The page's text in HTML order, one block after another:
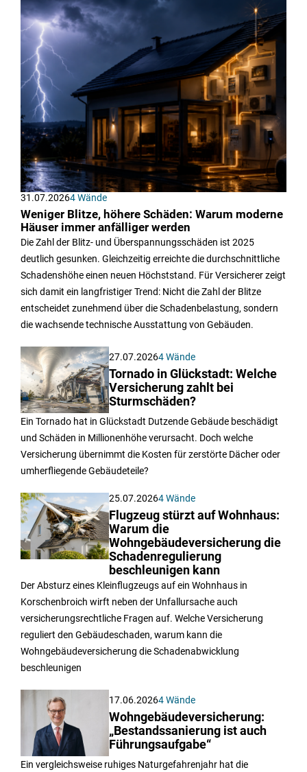
31.07.20264 Wände
Weniger Blitze, höhere Schäden: Warum moderne
Häuser immer anfälliger werden
Die Zahl der Blitz- und Überspannungsschäden ist 2025
deutlich gesunken. Gleichzeitig erreichte die durchschnittliche
Schadenshöhe einen neuen Höchststand. Für Versicherer zeigt
sich damit ein langfristiger Trend: Nicht die Zahl der Blitze
entscheidet zunehmend über die Schadenbelastung, sondern
die wachsende technische Ausstattung von Gebäuden.
27.07.20264 Wände
Tornado in Glückstadt: Welche
Versicherung zahlt bei
Sturmschäden?
Ein Tornado hat in Glückstadt Dutzende Gebäude beschädigt
und Schäden in Millionenhöhe verursacht. Doch welche
Versicherung übernimmt die Kosten für zerstörte Dächer oder
umherfliegende Gebäudeteile?
25.07.20264 Wände
Flugzeug stürzt auf Wohnhaus:
Warum die
Wohngebäudeversicherung die
Schadenregulierung
beschleunigen kann
Der Absturz eines Kleinflugzeugs auf ein Wohnhaus in
Korschenbroich wirft neben der Unfallursache auch
versicherungsrechtliche Fragen auf. Welche Versicherung
reguliert den Gebäudeschaden, warum kann die
Wohngebäudeversicherung die Schadenabwicklung
beschleunigen
17.06.20264 Wände
Wohngebäudeversicherung:
„Bestandssanierung ist auch
Führungsaufgabe“
Ein vergleichsweise ruhiges Naturgefahrenjahr hat die